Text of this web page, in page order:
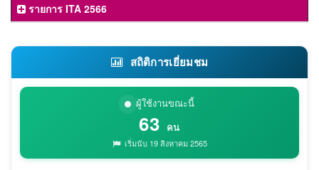
รายการ ITA 2566
สถิติการเยี่ยมชม
ผู้ใช้งานขณะนี้
63 คน
เริ่มนับ 19 สิงหาคม 2565